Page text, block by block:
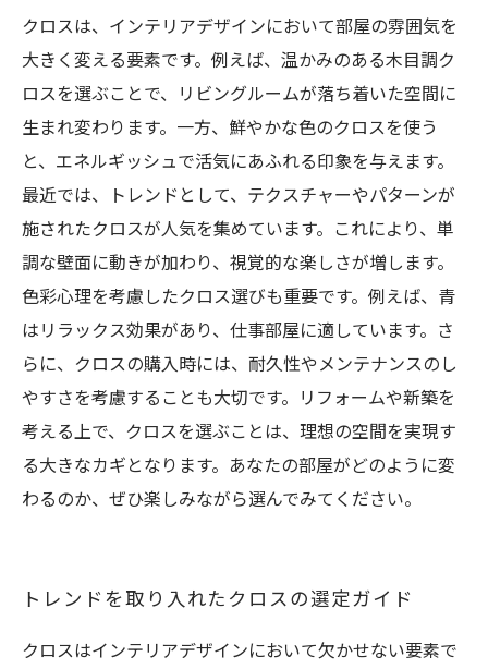
クロスは、インテリアデザインにおいて部屋の雰囲気を
大きく変える要素です。例えば、温かみのある木目調ク
ロスを選ぶことで、リビングルームが落ち着いた空間に
生まれ変わります。一方、鮮やかな色のクロスを使う
と、エネルギッシュで活気にあふれる印象を与えます。
最近では、トレンドとして、テクスチャーやパターンが
施されたクロスが人気を集めています。これにより、単
調な壁面に動きが加わり、視覚的な楽しさが増します。
色彩心理を考慮したクロス選びも重要です。例えば、青
はリラックス効果があり、仕事部屋に適しています。さ
らに、クロスの購入時には、耐久性やメンテナンスのし
やすさを考慮することも大切です。リフォームや新築を
考える上で、クロスを選ぶことは、理想の空間を実現す
る大きなカギとなります。あなたの部屋がどのように変
わるのか、ぜひ楽しみながら選んでみてください。
トレンドを取り入れたクロスの選定ガイド
クロスはインテリアデザインにおいて欠かせない要素で